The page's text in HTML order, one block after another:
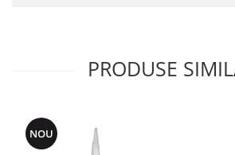
PRODUSE
NOU